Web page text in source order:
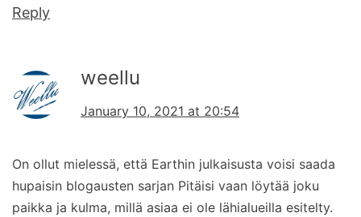
Reply
weellu
January 10, 2021 at 20:54
On ollut mielessä, että Earthin julkaisusta voisi saada
hupaisin blogausten sarjan Pitäisi vaan löytää joku
paikka ja kulma, millä asiaa ei ole lähialueilla esitelty.